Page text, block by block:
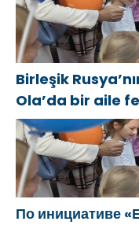
Birleşik
Rusya’nın
bölgesel
şubesinin
sekreterliğine
seçildi
Birleşik
Ola’da bir aile
По инициативе